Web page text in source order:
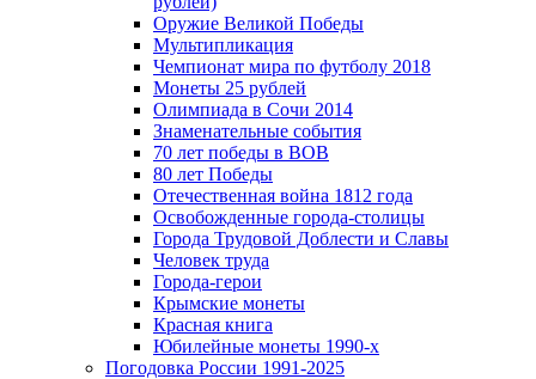
Оружие Великой Победы
Мультипликация
Чемпионат мира по футболу 2018
Монеты 25 рублей
Олимпиада в Сочи 2014
Знаменательные события
70 лет победы в ВОВ
80 лет Победы
Отечественная война 1812 года
Освобожденные города-столицы
Города Трудовой Доблести и Славы
Человек труда
Города-герои
Крымские монеты
Красная книга
Юбилейные монеты 1990-х
Погодовка России 1991-2025